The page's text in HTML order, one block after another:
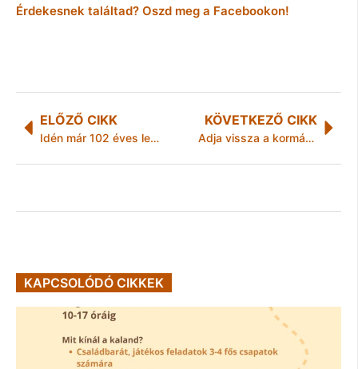
Érdekesnek találtad? Oszd meg a Facebookon!
ELŐZŐ CIKK
Idén már 102 éves lesz a város legidősebb polgára
KÖVETKEZŐ CIKK
Adja vissza a kormány a külhoni ifjúsági szervezetektől elvett pénzt!
KAPCSOLÓDÓ CIKKEK